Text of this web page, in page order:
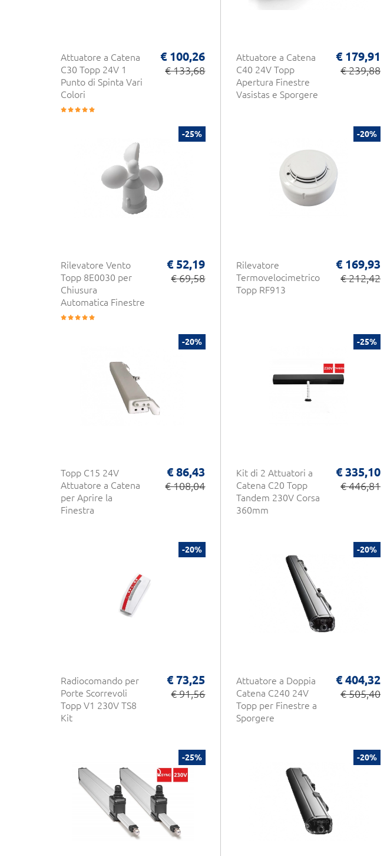
Attuatore a Catena
C30 Topp 24V 1
Punto di Spinta Vari
Colori
€ 100,26
€ 133,68
Attuatore a Catena
C40 24V Topp
Apertura Finestre
Vasistas e Sporgere
€ 179,91
€ 239,88
-25%
Rilevatore Vento
Topp 8E0030 per
Chiusura
Automatica Finestre
€ 52,19
€ 69,58
-20%
Rilevatore
Termovelocimetrico
Topp RF913
€ 169,93
€ 212,42
-20%
Topp C15 24V
Attuatore a Catena
per Aprire la
Finestra
€ 86,43
€ 108,04
-25%
Kit di 2 Attuatori a
Catena C20 Topp
Tandem 230V Corsa
360mm
€ 335,10
€ 446,81
-20%
Radiocomando per
Porte Scorrevoli
Topp V1 230V TS8
Kit
€ 73,25
€ 91,56
-20%
Attuatore a Doppia
Catena C240 24V
Topp per Finestre a
Sporgere
€ 404,32
€ 505,40
-25% -20%